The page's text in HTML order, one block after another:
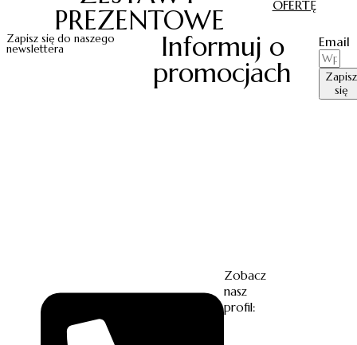
PREZENTOWE
OFERTĘ
Zapisz się do naszego
newslettera
Informuj o
promocjach
Email
Zapisz
się
Zobacz
nasz
profil: